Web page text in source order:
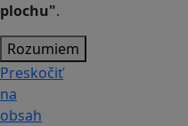
plochu".
Rozumiem
Preskočiť
na
obsah